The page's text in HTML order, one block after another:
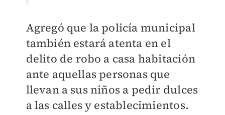
Agregó que la policía municipal
también estará atenta en el
delito de robo a casa habitación
ante aquellas personas que
llevan a sus niños a pedir dulces
a las calles y establecimientos.